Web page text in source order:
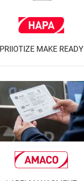
PRIIOTIZE MAKE READY